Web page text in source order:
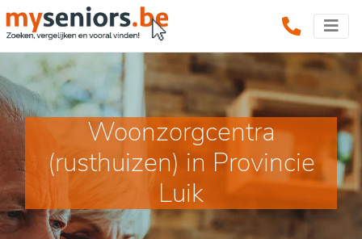
Woonzorgcentra
(rusthuizen) in Provincie
Luik